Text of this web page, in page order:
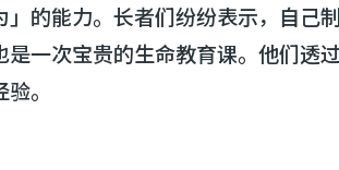
的能力。长者们纷纷表示，自己
一次宝贵的生命教育课。他们
。